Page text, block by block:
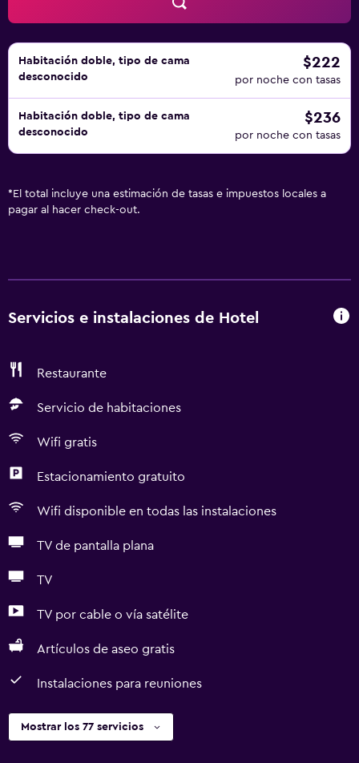
Habitación doble, tipo de cama
desconocido
$222
por noche con tasas
Habitación doble, tipo de cama
desconocido
$236
por noche con tasas
* El total incluye una estimación de tasas e impuestos locales a
pagar al hacer check-out.
Servicios e instalaciones de Hotel
Restaurante
Servicio de habitaciones
Wifi gratis
Estacionamiento gratuito
Wifi disponible en todas las instalaciones
TV de pantalla plana
TV
TV por cable o vía satélite
Artículos de aseo gratis
Instalaciones para reuniones
Mostrar los 77 servicios